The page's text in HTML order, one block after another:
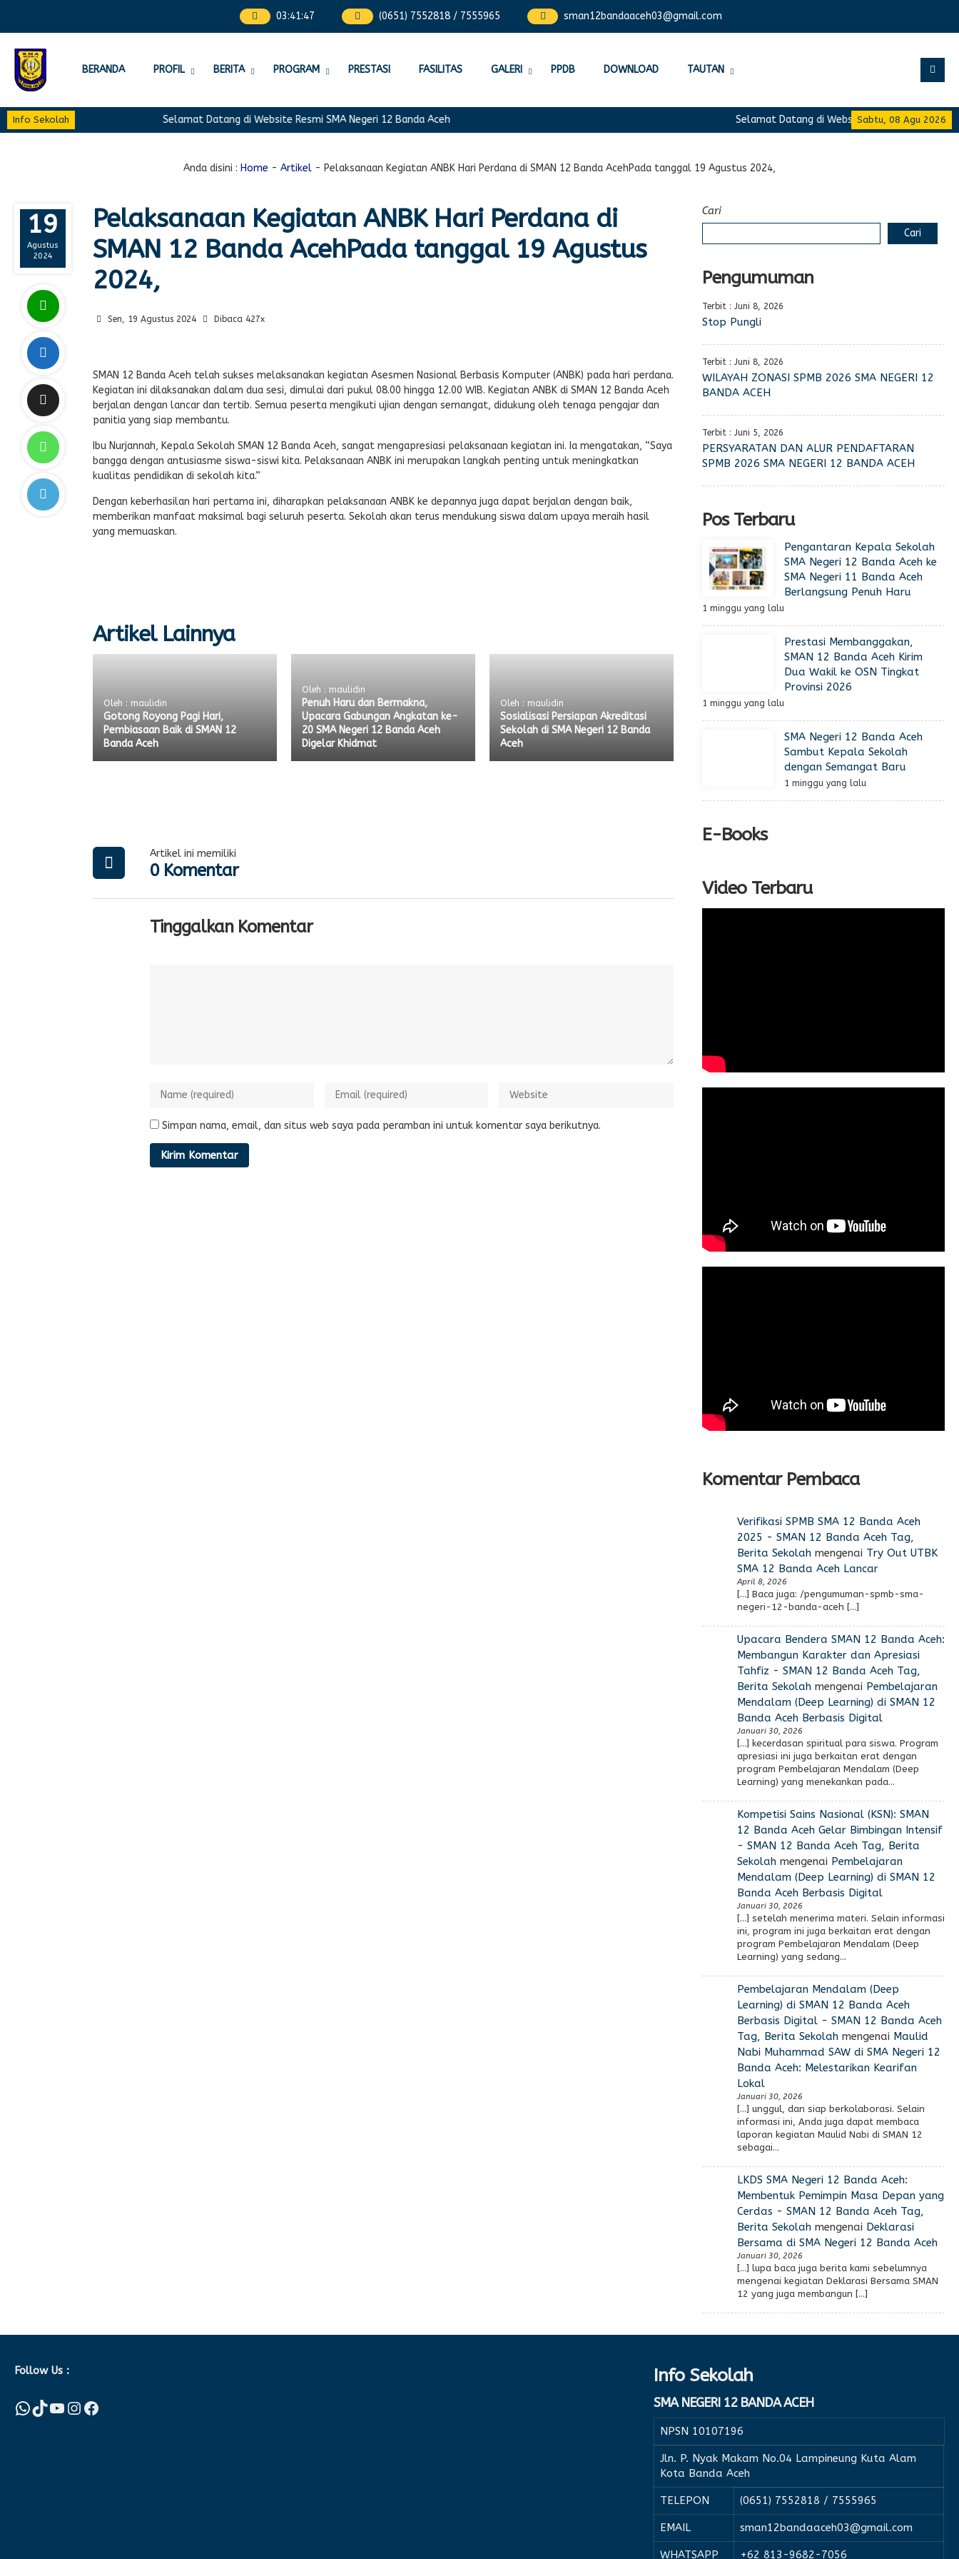
03:41:47 (0651) 7552818 / 7555965 sman12bandaaceh03@gmail.com
BERANDA PROFIL BERITA PROGRAM PRESTASI FASILITAS GALERI PPDB DOWNLOAD TAUTAN
Info Sekolah Sabtu, 08 Agu 2026
Selamat Datang di Website Resmi SMA Negeri 12
Selamat Datang di Website Resmi SMA Negeri 12 Banda Aceh
Anda disini : Home - Artikel - Pelaksanaan Kegiatan ANBK Hari Perdana di SMAN 12 Banda AcehPada tanggal 19 Agustus 2024,
19
Agustus
2024
Pelaksanaan Kegiatan ANBK Hari Perdana di
SMAN 12 Banda AcehPada tanggal 19 Agustus
2024,
Sen, 19 Agustus 2024 Dibaca 427x
SMAN 12 Banda Aceh telah sukses melaksanakan kegiatan Asesmen Nasional Berbasis Komputer (ANBK) pada hari perdana.
Kegiatan ini dilaksanakan dalam dua sesi, dimulai dari pukul 08.00 hingga 12.00 WIB. Kegiatan ANBK di SMAN 12 Banda Aceh
berjalan dengan lancar dan tertib. Semua peserta mengikuti ujian dengan semangat, didukung oleh tenaga pengajar dan
panitia yang siap membantu.
Ibu Nurjannah, Kepala Sekolah SMAN 12 Banda Aceh, sangat mengapresiasi pelaksanaan kegiatan ini. Ia mengatakan, “Saya
bangga dengan antusiasme siswa-siswi kita. Pelaksanaan ANBK ini merupakan langkah penting untuk meningkatkan
kualitas pendidikan di sekolah kita.”
Dengan keberhasilan hari pertama ini, diharapkan pelaksanaan ANBK ke depannya juga dapat berjalan dengan baik,
memberikan manfaat maksimal bagi seluruh peserta. Sekolah akan terus mendukung siswa dalam upaya meraih hasil
yang memuaskan.
Artikel Lainnya
Oleh : maulidin
Gotong Royong Pagi Hari,
Pembiasaan Baik di SMAN 12
Banda Aceh
Oleh : maulidin
Penuh Haru dan Bermakna,
Upacara Gabungan Angkatan ke-
20 SMA Negeri 12 Banda Aceh
Digelar Khidmat
Oleh : maulidin
Sosialisasi Persiapan Akreditasi
Sekolah di SMA Negeri 12 Banda
Aceh
Artikel ini memiliki
0 Komentar
Tinggalkan Komentar
Simpan nama, email, dan situs web saya pada peramban ini untuk komentar saya berikutnya.
Cari
Cari
Pengumuman
Terbit : Juni 8, 2026
Stop Pungli
Terbit : Juni 8, 2026
WILAYAH ZONASI SPMB 2026 SMA NEGERI 12
BANDA ACEH
Terbit : Juni 5, 2026
PERSYARATAN DAN ALUR PENDAFTARAN
SPMB 2026 SMA NEGERI 12 BANDA ACEH
Pos Terbaru
Pengantaran Kepala Sekolah
SMA Negeri 12 Banda Aceh ke
SMA Negeri 11 Banda Aceh
Berlangsung Penuh Haru
1 minggu yang lalu
Prestasi Membanggakan,
SMAN 12 Banda Aceh Kirim
Dua Wakil ke OSN Tingkat
Provinsi 2026
1 minggu yang lalu
SMA Negeri 12 Banda Aceh
Sambut Kepala Sekolah
dengan Semangat Baru
1 minggu yang lalu
E-Books
Video Terbaru
Komentar Pembaca
Verifikasi SPMB SMA 12 Banda Aceh
2025 - SMAN 12 Banda Aceh Tag,
Berita Sekolahmengenai Try Out UTBK
SMA 12 Banda Aceh Lancar
April 8, 2026
[…] Baca juga: /pengumuman-spmb-sma-
negeri-12-banda-aceh […]
Upacara Bendera SMAN 12 Banda Aceh:
Membangun Karakter dan Apresiasi
Tahfiz - SMAN 12 Banda Aceh Tag,
Berita Sekolahmengenai Pembelajaran
Mendalam (Deep Learning) di SMAN 12
Banda Aceh Berbasis Digital
Januari 30, 2026
[…] kecerdasan spiritual para siswa. Program
apresiasi ini juga berkaitan erat dengan
program Pembelajaran Mendalam (Deep
Learning) yang menekankan pada…
Kompetisi Sains Nasional (KSN): SMAN
12 Banda Aceh Gelar Bimbingan Intensif
- SMAN 12 Banda Aceh Tag, Berita
Sekolahmengenai Pembelajaran
Mendalam (Deep Learning) di SMAN 12
Banda Aceh Berbasis Digital
Januari 30, 2026
[…] setelah menerima materi. Selain informasi
ini, program ini juga berkaitan erat dengan
program Pembelajaran Mendalam (Deep
Learning) yang sedang…
Pembelajaran Mendalam (Deep
Learning) di SMAN 12 Banda Aceh
Berbasis Digital - SMAN 12 Banda Aceh
Tag, Berita Sekolahmengenai Maulid
Nabi Muhammad SAW di SMA Negeri 12
Banda Aceh: Melestarikan Kearifan
Lokal
Januari 30, 2026
[…] unggul, dan siap berkolaborasi. Selain
informasi ini, Anda juga dapat membaca
laporan kegiatan Maulid Nabi di SMAN 12
sebagai…
LKDS SMA Negeri 12 Banda Aceh:
Membentuk Pemimpin Masa Depan yang
Cerdas - SMAN 12 Banda Aceh Tag,
Berita Sekolahmengenai Deklarasi
Bersama di SMA Negeri 12 Banda Aceh
Januari 30, 2026
[…] lupa baca juga berita kami sebelumnya
mengenai kegiatan Deklarasi Bersama SMAN
12 yang juga membangun […]
Follow Us :
WhatsApp
TikTok
YouTube
Instagram
Facebook
Info Sekolah
SMA NEGERI 12 BANDA ACEH
NPSN 10107196
Jln. P. Nyak Makam No.04 Lampineung Kuta Alam
Kota Banda Aceh
TELEPON (0651) 7552818 / 7555965
EMAIL sman12bandaaceh03@gmail.com
WHATSAPP +62 813-9682-7056